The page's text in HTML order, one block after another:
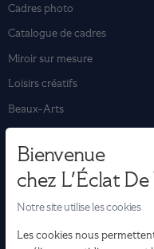
Bienvenue
chez L'Éclat De
Notre site utilise les cookies
Les cookies nous
Cadres photo
Catalogue de cadres
Miroir sur mesure
Loisirs créatifs
Beaux-Arts
Les encadrements
Encadrement photo